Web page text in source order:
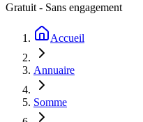
Gratuit - Sans engagement
Accueil
Annuaire
Somme